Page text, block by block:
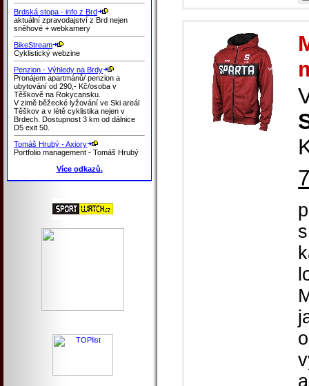
Brdská stopa - info z Brd
aktuální zpravodajství z Brd nejen
sněhové + webkamery
BikeStream
Cyklistický webzine
Penzion - Výhledy na Brdy
Pronájem apartmánů/ penzion a
ubytování od 290,- Kč/osoba v
Těškově na Rokycansku.
V zimě běžecké lyžování ve Ski areál
Těškov a v létě cyklistika nejen v
Brdech. Dostupnost 3 km od dálnice
D5 exit 50.
Tomáš Hrubý - Axiory
Portfolio management - Tomáš Hrubý
Více odkazů.